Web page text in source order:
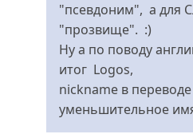
"псевдоним", а для
"прозвище". :)
Ну а по поводу
итог Logos,
nickname в переводе
уменьшительное